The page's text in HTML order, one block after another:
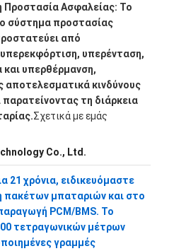
μας
λίθιου
λιθίου
Προστασία Ασφαλείας: Το
σύστημα προστασίας
από
υπερένταση,
υπερθέρμανση,
κινδύνους
τη διάρκεια
Σχετικά με εμάς
Co., Ltd.
21 χρόνια, ειδικευόμαστε
πακέτων μπαταριών και στο
PCM/BMS. Το
τετραγωνικών μέτρων
γραμμές